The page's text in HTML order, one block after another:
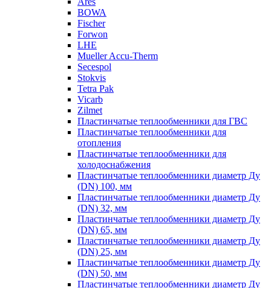
BOWA
Fischer
Forwon
LHE
Mueller Accu-Therm
Secespol
Stokvis
Tetra Pak
Vicarb
Zilmet
Пластинчатые теплообменники для ГВС
Пластинчатые теплообменники для
отопления
Пластинчатые теплообменники для
холодоснабжения
Пластинчатые теплообменники диаметр Ду
(DN) 100, мм
Пластинчатые теплообменники диаметр Ду
(DN) 32, мм
Пластинчатые теплообменники диаметр Ду
(DN) 65, мм
Пластинчатые теплообменники диаметр Ду
(DN) 25, мм
Пластинчатые теплообменники диаметр Ду
(DN) 50, мм
Пластинчатые теплообменники диаметр Ду